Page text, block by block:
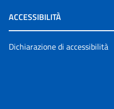
ACCESSIBILITÀ
Dichiarazione di accessibilità